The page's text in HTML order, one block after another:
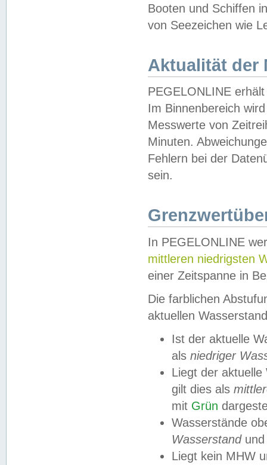
Booten und Schiffen
von Seezeichen wie
Aktualität der
PEGELONLINE
Im Binnenbereich
Messwerte von
Minuten.
Fehlern bei der
sein.
In PEGELONLINE
mittleren niedrigsten
einer Zeitspanne in
Die farblichen
aktuellen
Ist der aktuelle
als niedriger
Liegt der
gilt dies als
mit Grün
Wasserstände
Wasserstandund
Liegt kein MHW